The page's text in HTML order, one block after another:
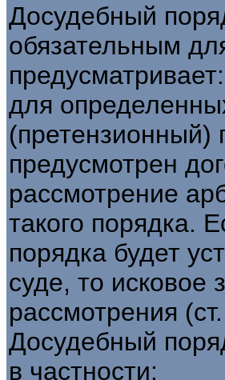
Досудебный
обязательным
для
(претензионный)
предусмотрен
рассмотрение
такого порядка.
порядка будет
суде, то исковое
рассмотрения
Досудебный
в частности: